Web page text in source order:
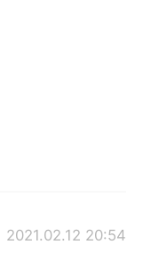
2021.02.12 20:54